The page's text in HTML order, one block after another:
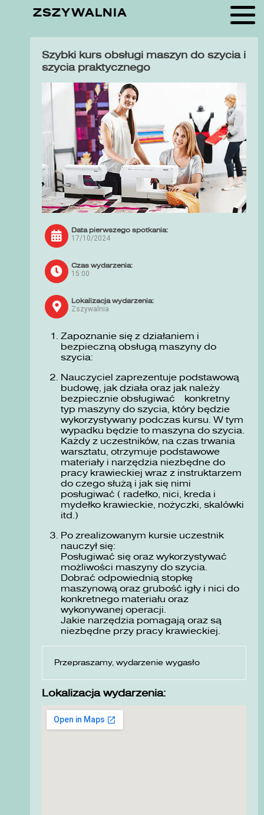
ZSZYWALNIA
Szybki kurs obsługi maszyn do szycia i
szycia praktycznego
Data pierwszego spotkania:
17/10/2024
Czas wydarzenia:
15:00
Lokalizacja wydarzenia:
Zszywalnia
Zapoznanie się z działaniem i
bezpieczną obsługą maszyny do
szycia:
Nauczyciel zaprezentuje podstawową
budowę, jak działa oraz jak należy
bezpiecznie obsługiwać konkretny
typ maszyny do szycia, który będzie
wykorzystywany podczas kursu. W tym
wypadku będzie to maszyna do szycia.
Każdy z uczestników, na czas trwania
warsztatu, otrzymuje podstawowe
materiały i narzędzia niezbędne do
pracy krawieckiej wraz z instruktarzem
do czego służą i jak się nimi
posługiwać ( radełko, nici, kreda i
mydełko krawieckie, nożyczki, skalówki
itd.)
Po zrealizowanym kursie uczestnik
nauczył się:
Posługiwać się oraz wykorzystywać
możliwości maszyny do szycia.
Dobrać odpowiednią stopkę
maszynową oraz grubość igły i nici do
konkretnego materiału oraz
wykonywanej operacji.
Jakie narzędzia pomagają oraz są
niezbędne przy pracy krawieckiej.
Przepraszamy, wydarzenie wygasło
Lokalizacja wydarzenia: